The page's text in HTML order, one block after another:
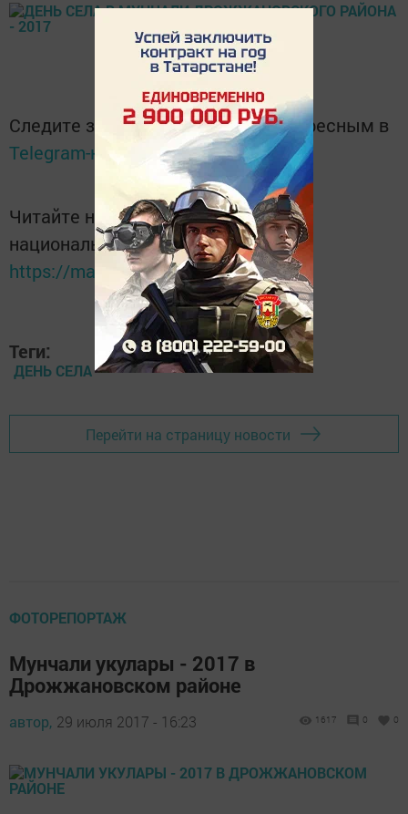
Следите за самым важным и интересным в
Telegram-канале
Татмедиа
Читайте новости Татарстана в
национальном мессенджере MАХ:
https://max.ru/tatmedia
Теги:
ДЕНЬ СЕЛА
Перейти на страницу новости
ФОТОРЕПОРТАЖ
Мунчали укулары - 2017 в
Дрожжановском районе
автор, 29 июля 2017 - 16:23 1617 0 0